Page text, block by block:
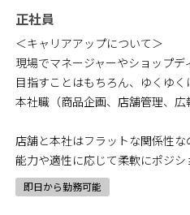
正社員
＜キャリアアップについて＞
現場でマネージャーやショップデ
目指すことはもちろん、ゆくゆく
本社職（商品企画、店舗管理、広
店舗と本社はフラットな関係性
能力や適性に応じて柔軟にポジ
即日から勤務可能